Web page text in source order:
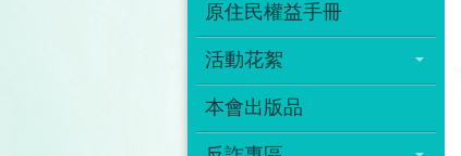
原住民權益手冊
活動花絮
本會出版品